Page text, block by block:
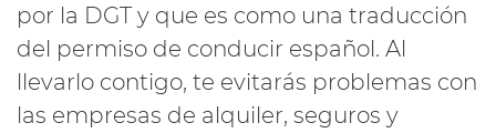
por la DGT y que es como una traducción
del permiso de conducir español. Al
llevarlo contigo, te evitarás problemas con
las empresas de alquiler, seguros y